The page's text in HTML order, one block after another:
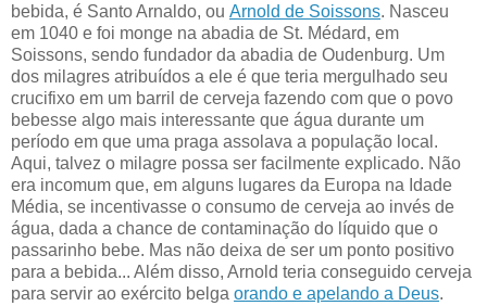
bebida, é Santo Arnaldo, ou Arnold de Soissons. Nasceu
em 1040 e foi monge na abadia de St. Médard, em
Soissons, sendo fundador da abadia de Oudenburg. Um
dos milagres atribuídos a ele é que teria mergulhado seu
crucifixo em um barril de cerveja fazendo com que o povo
bebesse algo mais interessante que água durante um
período em que uma praga assolava a população local.
Aqui, talvez o milagre possa ser facilmente explicado. Não
era incomum que, em alguns lugares da Europa na Idade
Média, se incentivasse o consumo de cerveja ao invés de
água, dada a chance de contaminação do líquido que o
passarinho bebe. Mas não deixa de ser um ponto positivo
para a bebida... Além disso, Arnold teria conseguido cerveja
para servir ao exército belga orando e apelando a Deus.